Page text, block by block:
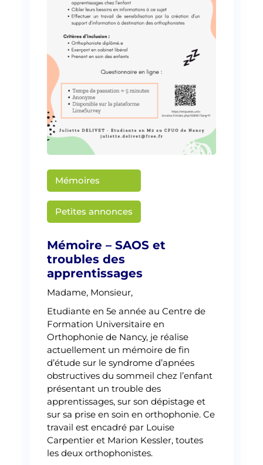
Mémoires
Petites annonces
Mémoire – SAOS et
troubles des
apprentissages
Madame, Monsieur,
Etudiante en 5e année au Centre de
Formation Universitaire en
Orthophonie de Nancy, je réalise
actuellement un mémoire de fin
d’étude sur le syndrome d’apnées
obstructives du sommeil chez l’enfant
présentant un trouble des
apprentissages, sur son dépistage et
sur sa prise en soin en orthophonie. Ce
travail est encadré par Louise
Carpentier et Marion Kessler, toutes
les deux orthophonistes.